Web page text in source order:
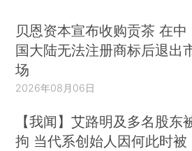
贝恩资本宣布收购贡茶 在中
国大陆无法注册商标后退出
场
2026年08月06日
【我闻】艾路明及多名股东
拘 当代系创始人因何此时被